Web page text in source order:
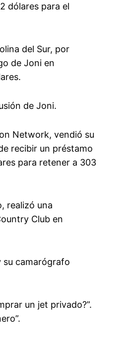
dólares para el
del Sur, por
de Joni en
de Joni.
Network, vendió su
recibir un préstamo
para retener a 303
realizó una
Club en
su camarógrafo
un jet privado?”.